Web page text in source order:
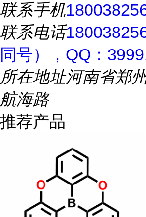
联系手机
联系电话
同号），QQ：
所在地址河南省郑
航海路
推荐产品